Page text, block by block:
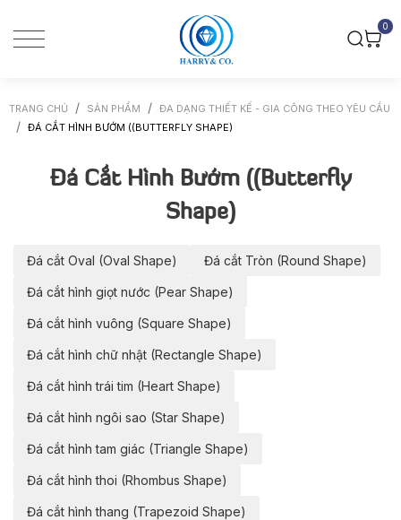
0
TRANG CHỦ SẢN PHẨM
ĐA DẠNG THIẾT KẾ - GIA CÔNG THEO YÊU CẦU
ĐÁ CẮT HÌNH BƯỚM ((BUTTERFLY SHAPE)
Đá Cắt Hình Bướm ((Butterfly
Shape)
Đá cắt Oval (Oval Shape) Đá cắt Tròn (Round Shape)
Đá cắt hình giọt nước (Pear Shape)
Đá cắt hình vuông (Square Shape)
Đá cắt hình chữ nhật (Rectangle Shape)
Đá cắt hình trái tim (Heart Shape)
Đá cắt hình ngôi sao (Star Shape)
Đá cắt hình tam giác (Triangle Shape)
Đá cắt hình thoi (Rhombus Shape)
Đá cắt hình thang (Trapezoid Shape)